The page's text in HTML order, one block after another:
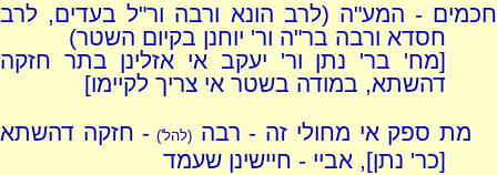
חכמים - המע"ה (לרב הונא ורבה ור"ל בעדים, לרב
חסדא ורבה בר"ה ור' יוחנן בקיום השטר)
[מח' בר' נתן ור' יעקב אי אזלינן בתר חזקה
דהשתא, במודה בשטר אי צריך לקיימו]
מת ספק אי מחולי זה - רבה (להל') - חזקה דהשתא
[כר' נתן], אביי - חיישינן שעמד